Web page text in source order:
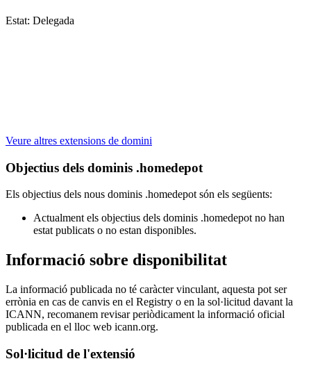
Estat: Delegada
Veure altres extensions de domini
Objectius dels dominis .homedepot
Els objectius dels nous dominis .homedepot són els següents:
Actualment els objectius dels dominis .homedepot no han
estat publicats o no estan disponibles.
Informació sobre disponibilitat
La informació publicada no té caràcter vinculant, aquesta pot ser
errònia en cas de canvis en el Registry o en la sol·licitud davant la
ICANN, recomanem revisar periòdicament la informació oficial
publicada en el lloc web icann.org.
Sol·licitud de l'extensió